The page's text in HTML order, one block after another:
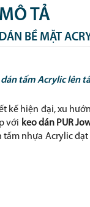
MÔ TẢ
DÁN BỀ MẶT
tấm Acrylic lên
kế hiện đại, xu
với keo dán PUR
tấm nhựa Acrylic